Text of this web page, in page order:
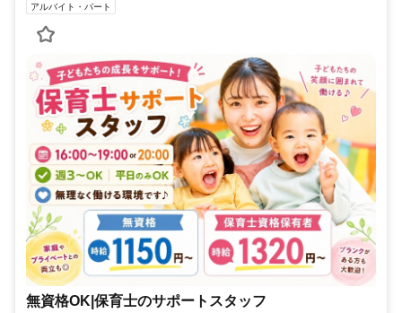
アルバイト・パート
無資格OK|保育士のサポートスタッフ